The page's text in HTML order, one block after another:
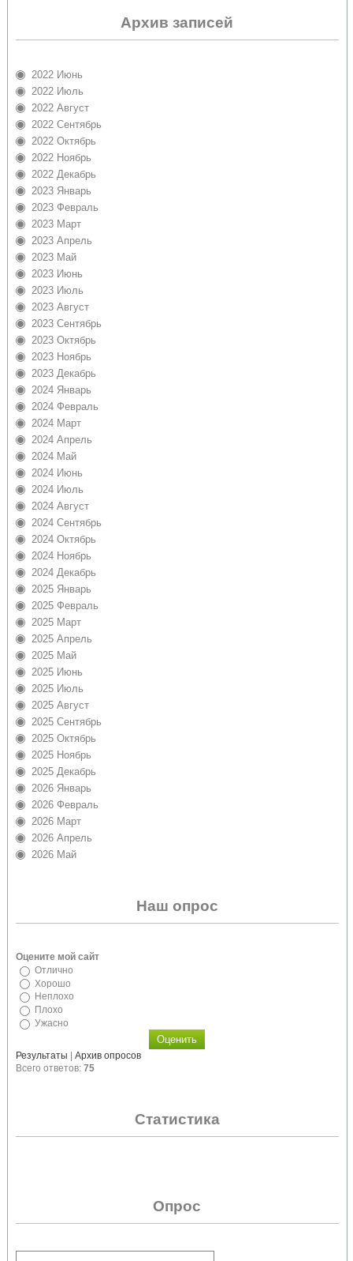
Архив записей
2022 Июнь
2022 Июль
2022 Август
2022 Сентябрь
2022 Октябрь
2022 Ноябрь
2022 Декабрь
2023 Январь
2023 Февраль
2023 Март
2023 Апрель
2023 Май
2023 Июнь
2023 Июль
2023 Август
2023 Сентябрь
2023 Октябрь
2023 Ноябрь
2023 Декабрь
2024 Январь
2024 Февраль
2024 Март
2024 Апрель
2024 Май
2024 Июнь
2024 Июль
2024 Август
2024 Сентябрь
2024 Октябрь
2024 Ноябрь
2024 Декабрь
2025 Январь
2025 Февраль
2025 Март
2025 Апрель
2025 Май
2025 Июнь
2025 Июль
2025 Август
2025 Сентябрь
2025 Октябрь
2025 Ноябрь
2025 Декабрь
2026 Январь
2026 Февраль
2026 Март
2026 Апрель
2026 Май
Наш опрос
Оцените мой сайт
Отлично
Хорошо
Неплохо
Плохо
Ужасно
Результаты
Архив опросов
Всего ответов: 75
Статистика
Опрос